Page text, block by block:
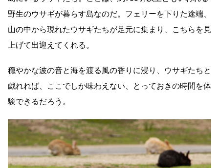
野生のウサギが暮らす島なのだ。フェリーを下りた途端、
山の中から現れたウサギたちが足元に集まり、こちらを見
上げて出迎えてくれる。
穏やかな波の音と海を渡る風の香りに浸り、ウサギたちと
戯れれば、ここでしか味わえない、とっておきの時間を体
験できるだろう。